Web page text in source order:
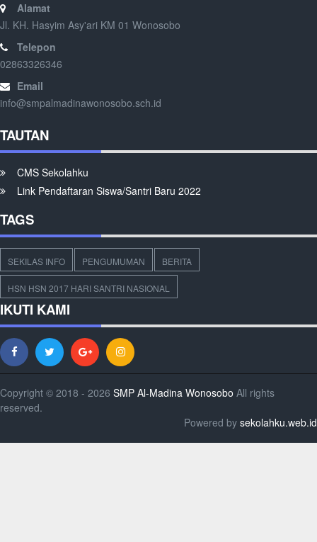
Alamat
Jl. KH. Hasyim Asy'ari KM 01 Wonosobo
Telepon
02863326346
Email
info@smpalmadinawonosobo.sch.id
TAUTAN
CMS Sekolahku
Link Pendaftaran Siswa/Santri Baru 2022
TAGS
SEKILAS INFO PENGUMUMAN BERITA
HSN HSN 2017 HARI SANTRI NASIONAL
IKUTI KAMI
Copyright © 2018 - 2026 SMP Al-Madina Wonosobo All rights
reserved.
Powered by sekolahku.web.id